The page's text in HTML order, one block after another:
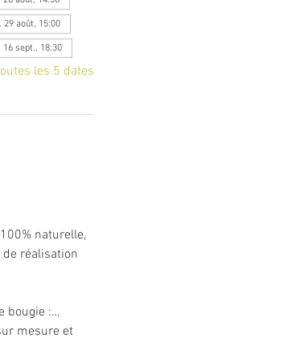
29 août, 15:00
16 sept., 18:30
les 5 dates
naturelle,
réalisation
bougie :…
mesure et